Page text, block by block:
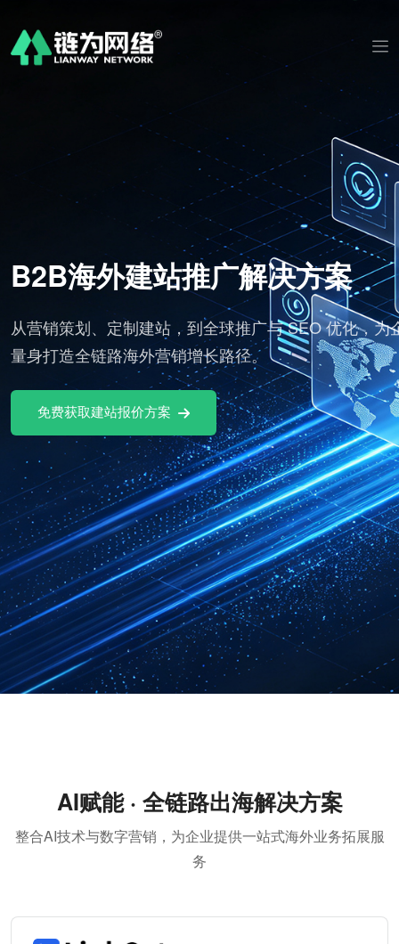
平
B2B海外建站推广解决方案
从营销策划、定制建站，到全球推广与 SEO 优化，为
量身打造全链路海外营销增长路径。
免费获取建站报价方案
AI赋能 · 全链路出海解决方案
整合AI技术与数字营销，为企业提供一站式海外业务拓展服
务